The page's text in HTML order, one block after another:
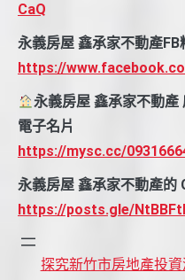
CaQ
永義房屋 鑫承家不動產FB
https://
永義房屋 鑫承家不動
電子名片
https://mysc.cc/
永義房屋 鑫承家不動產的
https://posts.gle/
探究新竹市房地產投